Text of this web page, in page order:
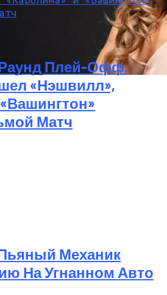
Показала
Мастер-Класс На Пляже
Плей-Офф.
«Нэшвилл»,
Матч
Механик
На Угнанном Авто